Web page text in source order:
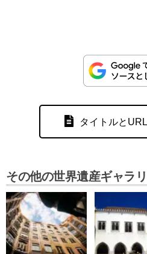
タイトルと
その他の世界遺産ギャラ